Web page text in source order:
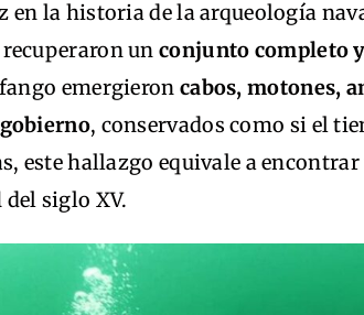
en la historia de la arqueología
unconjunto completo
emergieron cabos, motones,
, conservados como si el
este hallazgo equivale a
del siglo XV.